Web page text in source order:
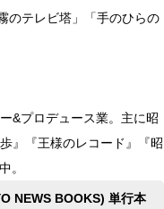
のテレビ塔」「手のひらの
&プロデュース業。主に昭
』『王様のレコード』『昭
。
NEWS BOOKS) 単行本